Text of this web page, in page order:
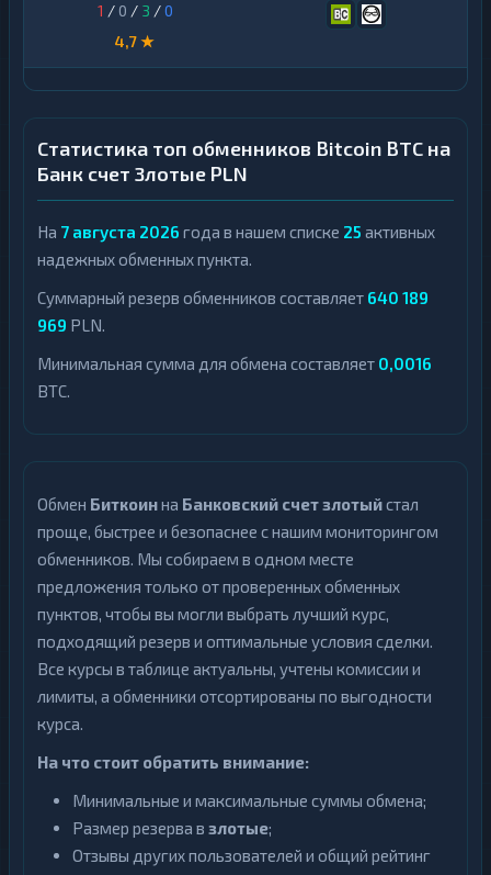
1 / 0 / 3 /0
4,7 ★
Статистика топ обменников Bitcoin BTC на
Банк счет Злотые PLN
На 7 августа 2026 года в нашем списке 25 активных
надежных обменных пункта.
Суммарный резерв обменников составляет 640 189
969 PLN.
Минимальная сумма для обмена составляет 0,0016
BTC.
Обмен Биткоинна Банковский счет злотыйстал
проще, быстрее и безопаснее с нашим мониторингом
обменников. Мы собираем в одном месте
предложения только от проверенных обменных
пунктов, чтобы вы могли выбрать лучший курс,
подходящий резерв и оптимальные условия сделки.
Все курсы в таблице актуальны, учтены комиссии и
лимиты, а обменники отсортированы по выгодности
курса.
На что стоит обратить внимание:
Минимальные и максимальные суммы обмена;
Размер резерва в злотые;
Отзывы других пользователей и общий рейтинг